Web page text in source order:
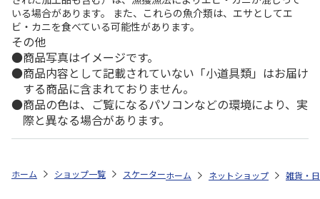
いる場合があります。 また、これらの魚介類は、エサとしてエ
ビ・カニを食べている可能性があります。
その他
商品写真はイメージです。
商品内容として記載されていない「小道具類」はお届け
する商品に含まれておりません。
商品の色は、ご覧になるパソコンなどの環境により、実
際と異なる場合があります。
ホーム ショップ一覧 スケーター 竹安全箸(16.5cm) しまじろう 23
ホーム ネットショップ 雑貨・